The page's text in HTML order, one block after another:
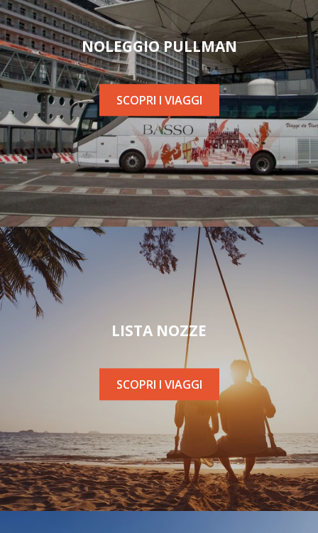
NOLEGGIO PULLMAN
SCOPRI I VIAGGI
LISTA NOZZE
SCOPRI I VIAGGI